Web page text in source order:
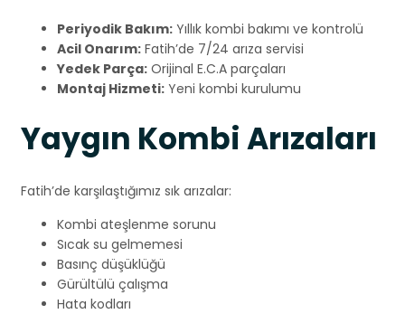
Periyodik Bakım: Yıllık kombi bakımı ve kontrolü
Acil Onarım: Fatih’de 7/24 arıza servisi
Yedek Parça: Orijinal E.C.A parçaları
Montaj Hizmeti: Yeni kombi kurulumu
Yaygın Kombi Arızaları
Fatih’de karşılaştığımız sık arızalar:
Kombi ateşlenme sorunu
Sıcak su gelmemesi
Basınç düşüklüğü
Gürültülü çalışma
Hata kodları